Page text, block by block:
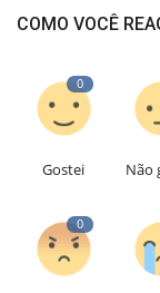
COMO VOCÊ
0
Gostei Não
0